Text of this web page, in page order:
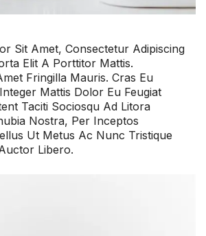
Sit Amet, Consectetur Adipiscing
Elit A Porttitor Mattis.
Fringilla Mauris. Cras Eu
Mattis Dolor Eu Feugiat
Taciti Sociosqu Ad Litora
Nostra, Per Inceptos
Ut Metus Ac Nunc Tristique
Libero.